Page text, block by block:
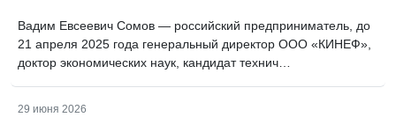
Вадим Евсеевич Сомов — российский предприниматель, до
21 апреля 2025 года генеральный директор ООО «КИНЕФ»,
доктор экономических наук, кандидат технич…
29 июня 2026